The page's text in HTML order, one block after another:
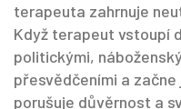
terapeuta zahrnuje
Když terapeut vstoupí
politickými,
přesvědčeními a
porušuje důvěrnost a